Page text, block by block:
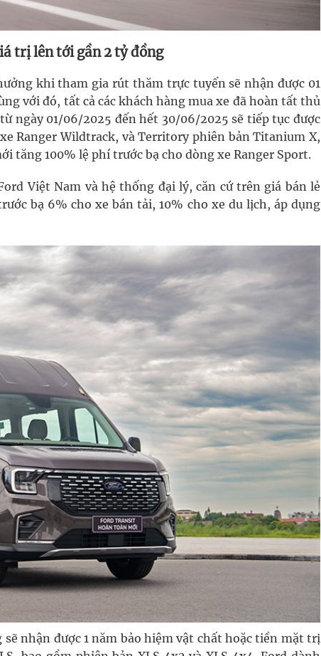
trị lên tới gần 2 tỷ đồng
khi tham gia rút thăm trực tuyến sẽ nhận được 01
với đó, tất cả các khách hàng mua xe đã hoàn tất thủ
ngày 01/06/2025 đến hết 30/06/2025 sẽ tiếp tục được
Ranger Wildtrack, và Territory phiên bản Titanium X,
tăng 100% lệ phí trước bạ cho dòng xe Ranger Sport.
Việt Nam và hệ thống đại lý, căn cứ trên giá bán lẻ
bạ 6% cho xe bán tải, 10% cho xe du lịch, áp dụng
nhận được 1 năm bảo hiệm vật chất hoặc tiền mặt trị